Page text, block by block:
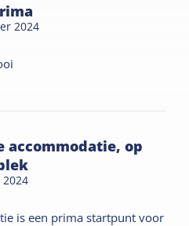
2024
accommodatie, op
is een prima startpunt voor